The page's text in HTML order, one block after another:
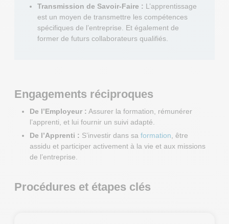
Transmission de Savoir-Faire : L’apprentissage
est un moyen de transmettre les compétences
spécifiques de l’entreprise. Et également de
former de futurs collaborateurs qualifiés.
Engagements réciproques
De l’Employeur : Assurer la formation, rémunérer
l’apprenti, et lui fournir un suivi adapté.
De l’Apprenti : S’investir dans sa formation , être
assidu et participer activement à la vie et aux missions
de l’entreprise.
Procédures et étapes clés